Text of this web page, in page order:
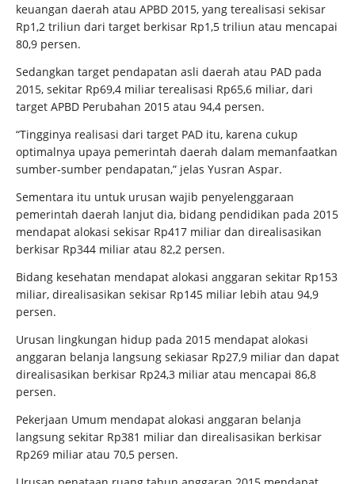
keuangan daerah atau APBD 2015, yang terealisasi sekisar
Rp1,2 triliun dari target berkisar Rp1,5 triliun atau mencapai
80,9 persen.
Sedangkan target pendapatan asli daerah atau PAD pada
2015, sekitar Rp69,4 miliar terealisasi Rp65,6 miliar, dari
target APBD Perubahan 2015 atau 94,4 persen.
“Tingginya realisasi dari target PAD itu, karena cukup
optimalnya upaya pemerintah daerah dalam memanfaatkan
sumber-sumber pendapatan,” jelas Yusran Aspar.
Sementara itu untuk urusan wajib penyelenggaraan
pemerintah daerah lanjut dia, bidang pendidikan pada 2015
mendapat alokasi sekisar Rp417 miliar dan direalisasikan
berkisar Rp344 miliar atau 82,2 persen.
Bidang kesehatan mendapat alokasi anggaran sekitar Rp153
miliar, direalisasikan sekisar Rp145 miliar lebih atau 94,9
persen.
Urusan lingkungan hidup pada 2015 mendapat alokasi
anggaran belanja langsung sekiasar Rp27,9 miliar dan dapat
direalisasikan berkisar Rp24,3 miliar atau mencapai 86,8
persen.
Pekerjaan Umum mendapat alokasi anggaran belanja
langsung sekitar Rp381 miliar dan direalisasikan berkisar
Rp269 miliar atau 70,5 persen.